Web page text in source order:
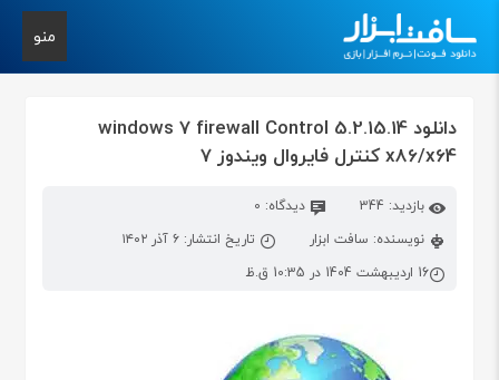
منو
دانلود windows 7 firewall Control 5.2.15.14
x86/x64 کنترل فایروال ویندوز 7
بازدید: 344
دیدگاه: 0
نویسنده: سافت ابزار
تاریخ انتشار: ۶ آذر ۱۴۰۲
16 اردیبهشت 1404 در 10:35 ق.ظ